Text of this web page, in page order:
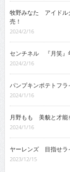
牧野みなた アイドル
売！
2024/2/16
センチネル 『月笑』
2024/2/16
パンプキンポテトフ
2024/1/16
月野もも 美貌と才能
2024/1/16
ヤーレンズ 目指せラ
2023/12/15